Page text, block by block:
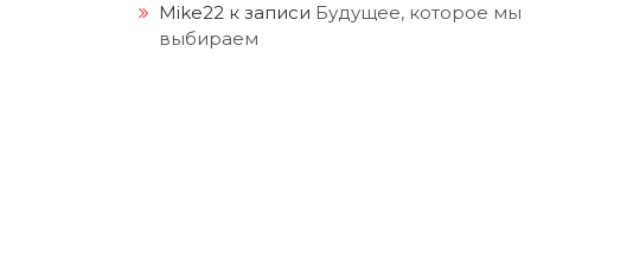
Mike22 к записи Будущее, которое мы
выбираем